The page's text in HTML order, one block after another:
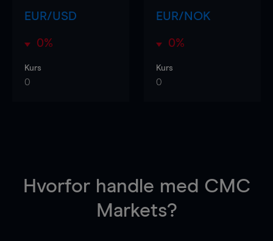
EUR/USD
0%
Kurs
0
EUR/NOK
0%
Kurs
0
Hvorfor handle med CMC
Markets?